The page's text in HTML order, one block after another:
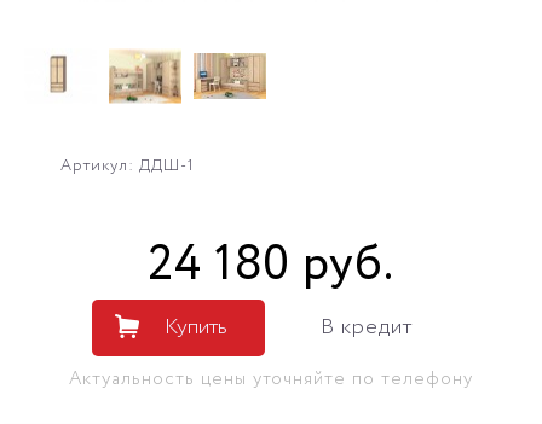
Артикул: ДДШ-1
24 180 руб.
Купить В кредит
Актуальность цены уточняйте по телефону